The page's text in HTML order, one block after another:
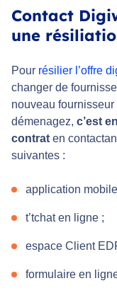
Contact
une
Pour résilier l’offre
changer de
nouveau fournisseur
démenagez, c’est
contrat en
suivantes :
application
t’tchat en ligne ;
espace Client
formulaire en